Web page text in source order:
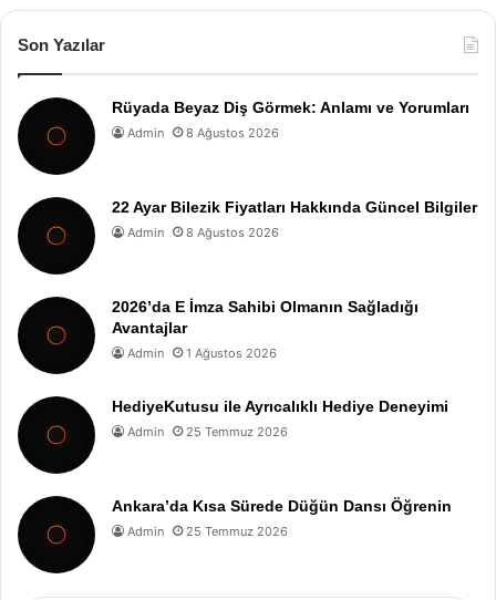
Son Yazılar
Rüyada Beyaz Diş Görmek: Anlamı ve Yorumları
Admin 8 Ağustos 2026
22 Ayar Bilezik Fiyatları Hakkında Güncel Bilgiler
Admin 8 Ağustos 2026
2026’da E İmza Sahibi Olmanın Sağladığı
Avantajlar
Admin 1 Ağustos 2026
HediyeKutusu ile Ayrıcalıklı Hediye Deneyimi
Admin 25 Temmuz 2026
Ankara’da Kısa Sürede Düğün Dansı Öğrenin
Admin 25 Temmuz 2026